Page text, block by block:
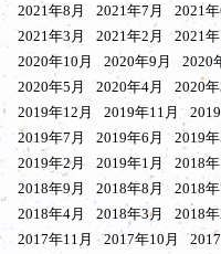
2021年8月
2021年7月 2021
2021年3月
2021年2月 2021
2020年10月
2020年9月 2020
2020年5月
2020年4月 2020
2019年12月
2019年11月
2019年7月
2019年6月 2019
2019年2月
2019年1月 2018
2018年9月
2018年8月 2018
2018年4月
2018年3月 2018
2017年11月
2017年10月